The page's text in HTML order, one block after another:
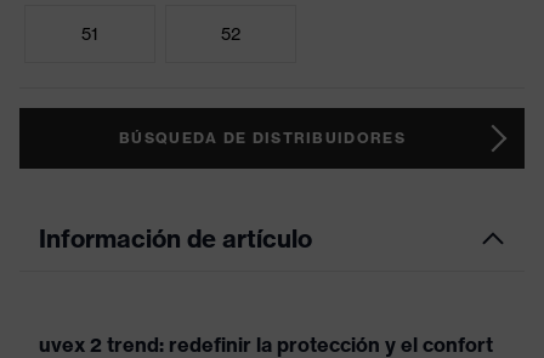
51 52
BÚSQUEDA DE DISTRIBUIDORES
Información de artículo
uvex 2 trend: redefinir la protección y el confort